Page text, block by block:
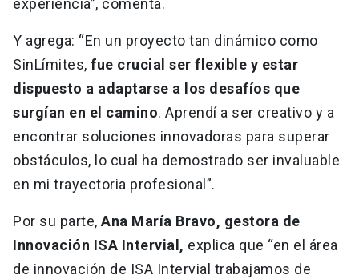
experiencia”, comenta.
Y agrega: “En un proyecto tan dinámico como
SinLímites, fue crucial ser flexible y estar
dispuesto a adaptarse a los desafíos que
surgían en el camino. Aprendí a ser creativo y a
encontrar soluciones innovadoras para superar
obstáculos, lo cual ha demostrado ser invaluable
en mi trayectoria profesional”.
Por su parte, Ana María Bravo, gestora de
Innovación ISA Intervial, explica que “en el área
de innovación de ISA Intervial trabajamos de